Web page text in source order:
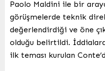
Paolo Maldini ile bir
görüşmelerde teknik
değerlendirdiği ve öne
olduğu belirtildi. İddialara
ilk teması kurulan